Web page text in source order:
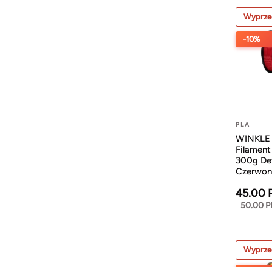
-10%
PLA
300g
45.00
50.00